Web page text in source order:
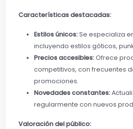
Características destacadas:
Estilos únicos:Se especializa
incluyendo estilos góticos,
Precios accesibles:Ofrece
competitivos, con frecuentes
promociones.
Novedades constantes:
regularmente con nuevos
Valoración del público: